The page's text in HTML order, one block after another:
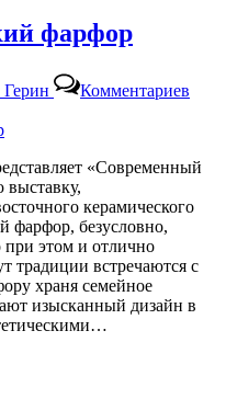
фарфор
Комментариев
«Современный
керамического
фарфор, безусловно,
при этом и отлично
традиции встречаются с
храня семейное
изысканный дизайн в